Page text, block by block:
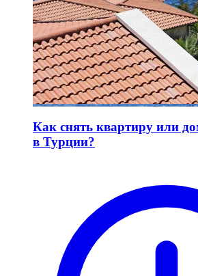
Как снять квартиру или
в Турции?